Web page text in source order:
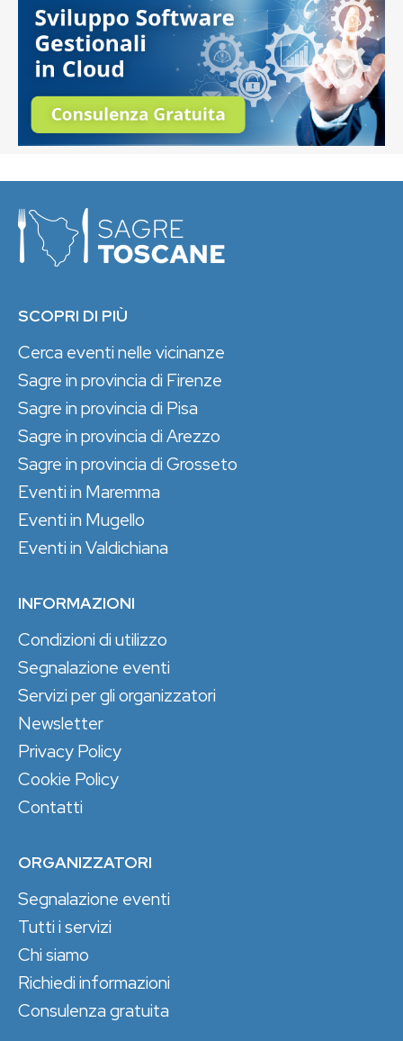
SCOPRI DI PIÙ
Cerca eventi nelle vicinanze
Sagre in provincia di Firenze
Sagre in provincia di Pisa
Sagre in provincia di Arezzo
Sagre in provincia di Grosseto
Eventi in Maremma
Eventi in Mugello
Eventi in Valdichiana
INFORMAZIONI
Condizioni di utilizzo
Segnalazione eventi
Servizi per gli organizzatori
Newsletter
Privacy Policy
Cookie Policy
Contatti
ORGANIZZATORI
Segnalazione eventi
Tutti i servizi
Chi siamo
Richiedi informazioni
Consulenza gratuita